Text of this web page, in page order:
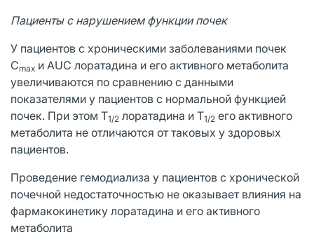
Пациенты с нарушением функции почек
У пациентов с хроническими заболеваниями почек
Cmax и AUC лоратадина и его активного метаболита
увеличиваются по сравнению с данными
показателями у пациентов с нормальной функцией
почек. При этом T1/2 лоратадина и T1/2 его активного
метаболита не отличаются от таковых у здоровых
пациентов.
Проведение гемодиализа у пациентов с хронической
почечной недостаточностью не оказывает влияния на
фармакокинетику лоратадина и его активного
метаболита